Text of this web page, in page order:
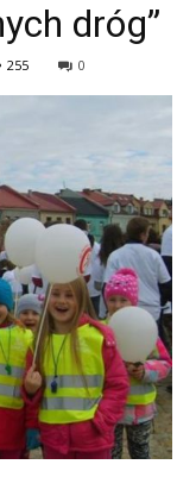
dróg”
255 0